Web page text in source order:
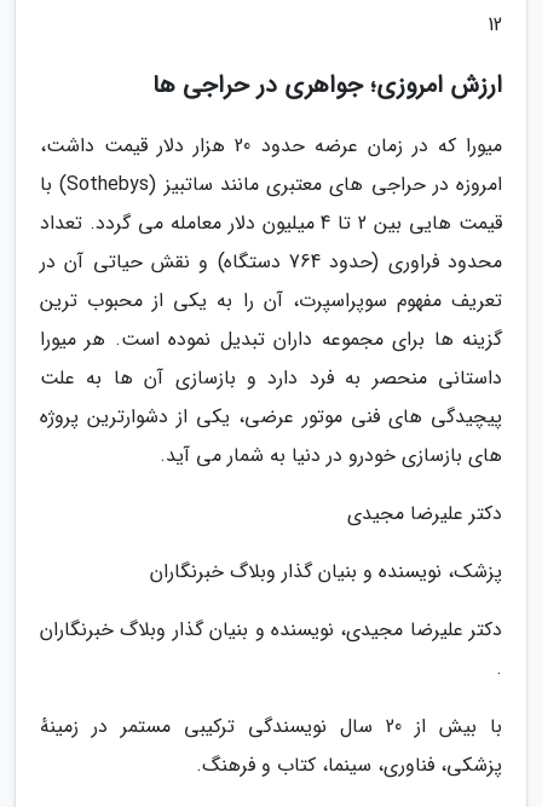
12
ارزش امروزی؛ جواهری در حراجی ها
میورا که در زمان عرضه حدود 20 هزار دلار قیمت داشت،
امروزه در حراجی های معتبری مانند ساتبیز (Sothebys) با
قیمت هایی بین 2 تا 4 میلیون دلار معامله می گردد. تعداد
محدود فراوری (حدود 764 دستگاه) و نقش حیاتی آن در
تعریف مفهوم سوپراسپرت، آن را به یکی از محبوب ترین
گزینه ها برای مجموعه داران تبدیل نموده است. هر میورا
داستانی منحصر به فرد دارد و بازسازی آن ها به علت
پیچیدگی های فنی موتور عرضی، یکی از دشوارترین پروژه
های بازسازی خودرو در دنیا به شمار می آید.
دکتر علیرضا مجیدی
پزشک، نویسنده و بنیان گذار وبلاگ خبرنگاران
دکتر علیرضا مجیدی، نویسنده و بنیان گذار وبلاگ خبرنگاران
.
با بیش از 20 سال نویسندگی ترکیبی مستمر در زمینهٔ
پزشکی، فناوری، سینما، کتاب و فرهنگ.